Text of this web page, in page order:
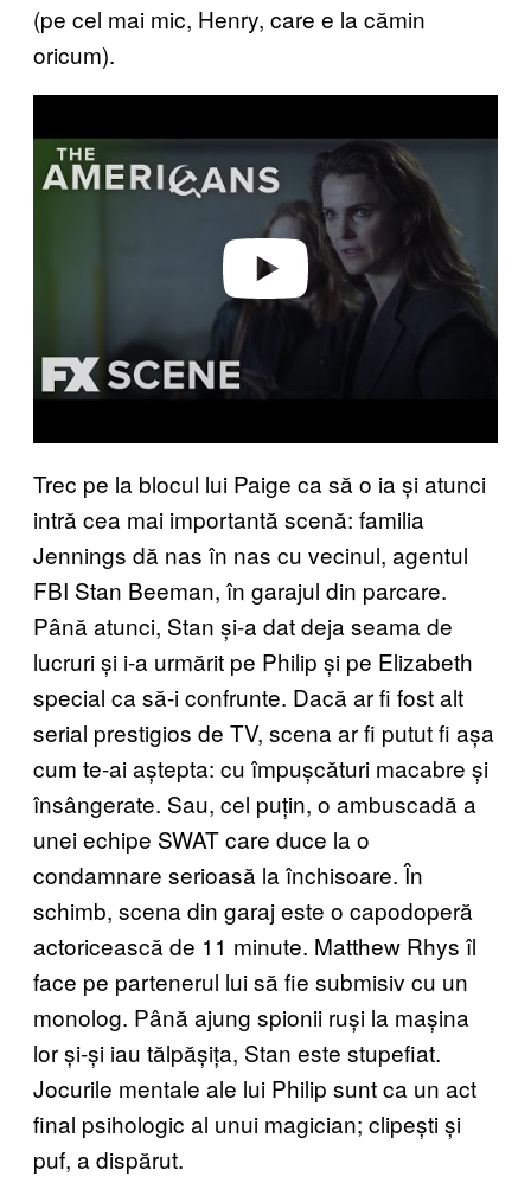
(pe cel mai mic, Henry, care e la cămin
oricum).
a
Trec pe la blocul lui Paige ca să o ia și atunci
intră cea mai importantă scenă: familia
Jennings dă nas în nas cu vecinul, agentul
FBI Stan Beeman, în garajul din parcare.
Până atunci, Stan și-a dat deja seama de
lucruri și i-a urmărit pe Philip și pe Elizabeth
special ca să-i confrunte. Dacă ar fi fost alt
serial prestigios de TV, scena ar fi putut fi așa
cum te-ai aștepta: cu împușcături macabre și
însângerate. Sau, cel puțin, o ambuscadă a
unei echipe SWAT care duce la o
condamnare serioasă la închisoare. În
schimb, scena din garaj este o capodoperă
actoricească de 11 minute. Matthew Rhys îl
face pe partenerul lui să fie submisiv cu un
monolog. Până ajung spionii ruși la mașina
lor și-și iau tălpășița, Stan este stupefiat.
Jocurile mentale ale lui Philip sunt ca un act
final psihologic al unui magician; clipești și
puf, a dispărut.